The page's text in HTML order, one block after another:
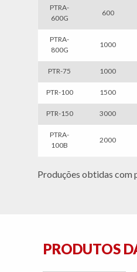
PTRA-
600G
600
PTRA-
800G
1000
PTR-75 1000
PTR-100 1500
PTR-150 3000
PTRA-
100B
2000
Produções obtidas com
PRODUTOS